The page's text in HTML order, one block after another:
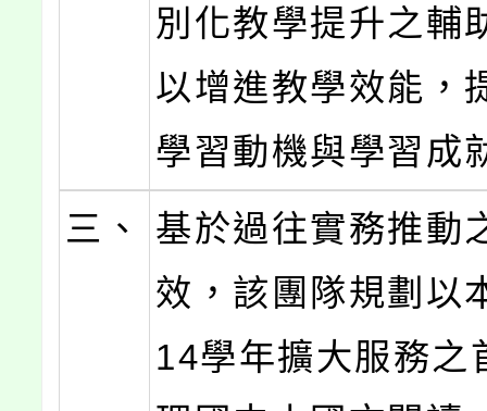
別化教學提升之輔
以增進教學效能，
學習動機與學習成
三、
基於過往實務推動
效，該團隊規劃以
14學年擴大服務之